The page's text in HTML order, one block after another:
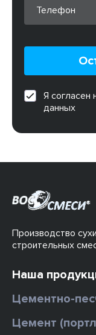
Я согласен
данных
Производство
строительных
Наша
Цементно-
Цемент